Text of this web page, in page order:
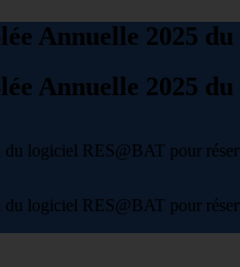
Annuelle 2025
Annuelle 2025
du logiciel RES@BAT pour
du logiciel RES@BAT pour